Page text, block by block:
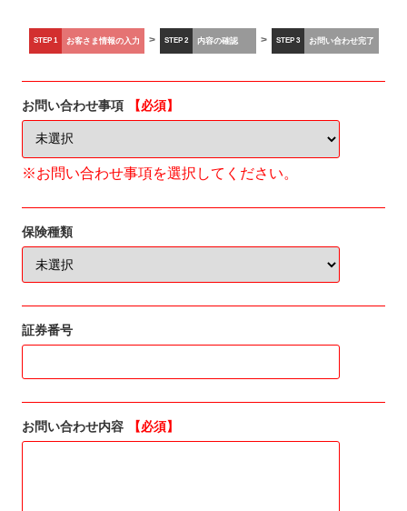
STEP 1 お客さま情報の入力 > STEP 2 内容の確認 > STEP 3 お問い合わせ完了
お問い合わせ事項 【必須】
※お問い合わせ事項を選択してください。
保険種類
証券番号
お問い合わせ内容 【必須】